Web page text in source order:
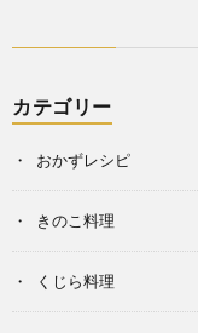
カテゴリー
おかずレシピ
きのこ料理
くじら料理